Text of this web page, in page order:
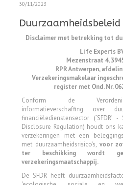
30/11/2023
Duurzaamheidsbeleid
Disclaimer met betrekking tot
Life Experts
Mezenstraat 4,
RPR Antwerpen,
Verzekeringsmakelaar
register met Ond. Nr.
Conform de
informatieverschaffing over
financiëledienstensector (‘SFDR’
Disclosure Regulation) houdt ons
verzekeringen met een
met duurzaamheidsrisico’s, voor
ter beschikking wordt
verzekeringsmaatschappij.
De SFDR heeft